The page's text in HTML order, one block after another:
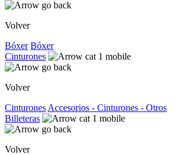
Volver
Bóxer Bóxer
Cinturones
Volver
Cinturones Accesorios - Cinturones - Otros
Billeteras
Volver